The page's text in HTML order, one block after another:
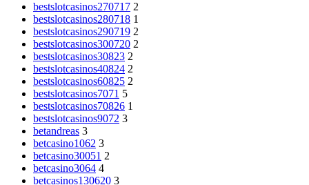
bestslotcasinos270717 2
bestslotcasinos280718 1
bestslotcasinos290719 2
bestslotcasinos300720 2
bestslotcasinos30823 2
bestslotcasinos40824 2
bestslotcasinos60825 2
bestslotcasinos7071 5
bestslotcasinos70826 1
bestslotcasinos9072 3
betandreas 3
betcasino1062 3
betcasino30051 2
betcasino3064 4
betcasinos130620 3